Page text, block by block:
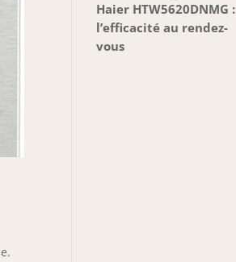
Haier HTW5620DNMG :
l’efficacité au rendez-
vous